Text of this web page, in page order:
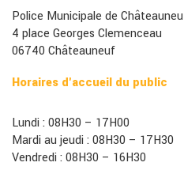
Police Municipale de
4 place Georges Clemenceau
06740 Châteauneuf
Horaires d'accueil du public
Lundi : 08H30 – 17H00
Mardi au jeudi : 08H30 – 17H30
Vendredi : 08H30 – 16H30